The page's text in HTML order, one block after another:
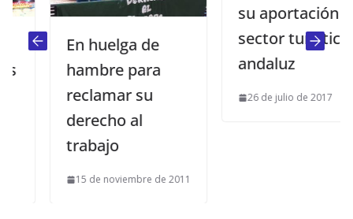
En huelga de
hambre para
reclamar su
derecho al
trabajo
15 de noviembre de 2011
su aportación al
sector turístico
andaluz
26 de julio de 2017